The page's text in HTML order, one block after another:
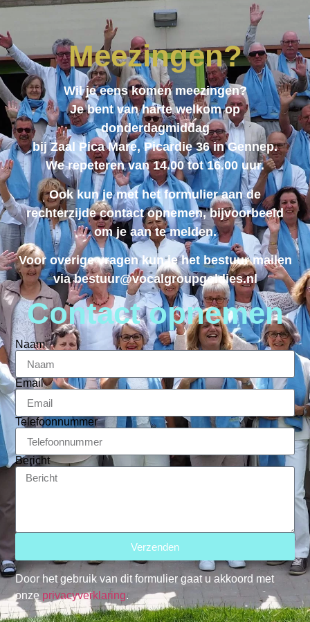
Meezingen?
Wil je eens komen meezingen?
Je bent van harte welkom op
donderdagmiddag
bij Zaal Pica Mare, Picardie 36 in Gennep.
We repeteren van 14.00 tot 16.00 uur.
Ook kun je met het formulier aan de
rechterzijde contact opnemen, bijvoorbeeld
om je aan te melden.
Voor overige vragen kun je het bestuur mailen
via bestuur@vocalgroupgoldies.nl
Contact opnemen
Naam
Email
Telefoonnummer
Bericht
Verzenden
Door het gebruik van dit formulier gaat u akkoord met
onze privacyverklaring.